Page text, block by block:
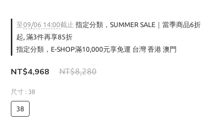
至09/06 14:00截止 指定分類，SUMMER SALE｜當季商品6折
起, 滿3件再享85折
指定分類，E-SHOP滿10,000元享免運 台灣 香港 澳門
NT$4,968 NT$8,280
尺寸 : 38
38